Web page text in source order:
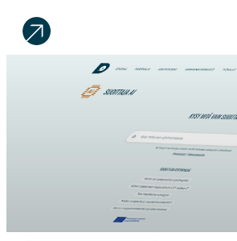
Sijoittaja.fi
Tee
sijoituspäätöksiä